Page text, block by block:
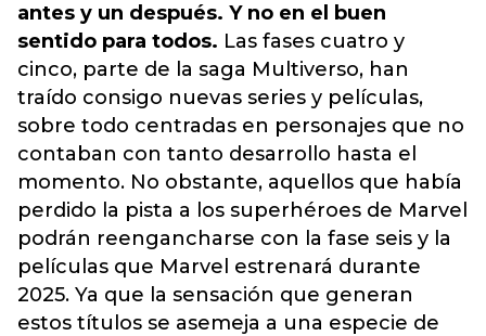
antes y un después. Y no en el buen
sentido para todos. Las fases cuatro y
cinco, parte de la saga Multiverso, han
traído consigo nuevas series y películas,
sobre todo centradas en personajes que no
contaban con tanto desarrollo hasta el
momento. No obstante, aquellos que había
perdido la pista a los superhéroes de Marvel
podrán reengancharse con la fase seis y la
películas que Marvel estrenará durante
2025. Ya que la sensación que generan
estos títulos se asemeja a una especie de